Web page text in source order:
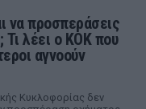
να προσπεράσεις
Τι λέει ο ΚΟΚ που
αγνοούν
Κυκλοφορίας δεν